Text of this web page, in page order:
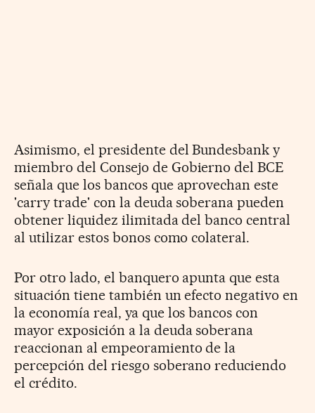
Asimismo, el presidente del Bundesbank y
miembro del Consejo de Gobierno del BCE
señala que los bancos que aprovechan este
'carry trade' con la deuda soberana pueden
obtener liquidez ilimitada del banco central
al utilizar estos bonos como colateral.
Por otro lado, el banquero apunta que esta
situación tiene también un efecto negativo en
la economía real, ya que los bancos con
mayor exposición a la deuda soberana
reaccionan al empeoramiento de la
percepción del riesgo soberano reduciendo
el crédito.